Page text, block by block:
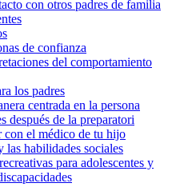
con otros padres de familia
de confianza
del comportamiento
los padres
centrada en la persona
después de la preparatori
con el médico de tu hijo
las habilidades sociales
para adolescentes y